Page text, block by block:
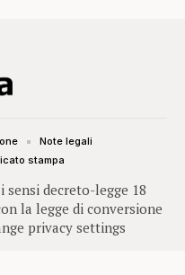
decreto-legge 18
la legge di conversione
privacy settings
Note legali
stampa